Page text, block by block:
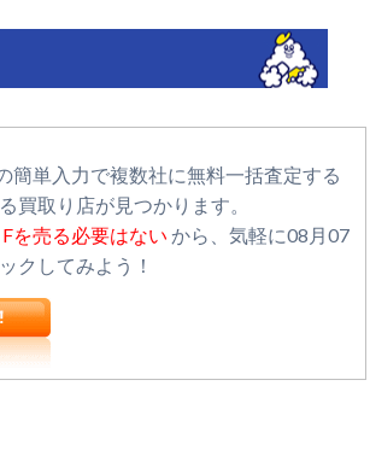
簡単入力で複数社に無料一括査定する
買取り店が見つかります。
Fを売る必要はない から、気軽に08月07
クしてみよう！